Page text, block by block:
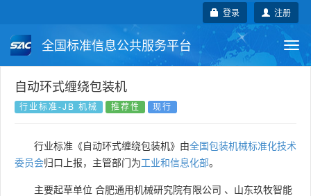
注册
登录
全国标准信息公共服务平台
国家标准
国外标准 技术委员会
自动环式缠绕包装机
行业标准-JB 机械 推荐性 现行
行业标准《自动环式缠绕包装机》由全国包装机械标准化技术
委员会归口上报，主管部门为工业和信息化部。
主要起草单位 合肥通用机械研究院有限公司 、 山东玖牧智能